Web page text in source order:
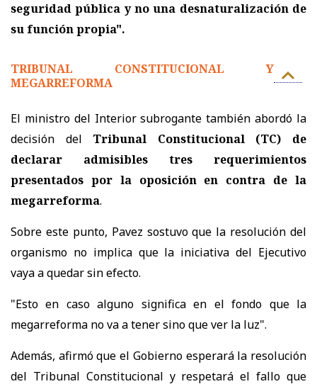
seguridad pública y no una desnaturalización de
su función propia".
TRIBUNAL CONSTITUCIONAL Y
MEGARREFORMA
El ministro del Interior subrogante también abordó la
decisión del Tribunal Constitucional (TC) de
declarar admisibles tres requerimientos
presentados por la oposición en contra de la
megarreforma.
Sobre este punto, Pavez sostuvo que la resolución del
organismo no implica que la iniciativa del Ejecutivo
vaya a quedar sin efecto.
"Esto en caso alguno significa en el fondo que la
megarreforma no va a tener sino que ver la luz".
Además, afirmó que el Gobierno esperará la resolución
del Tribunal Constitucional y respetará el fallo que